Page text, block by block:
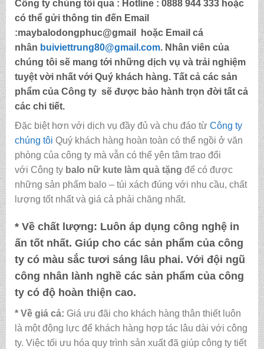
Công ty chúng tôi qua : Hotline : 0888 944 333hoặc
có thể gửi thông tin đến Email
:maybalodongphuc@gmail
hoặc Email cá
nhân buiviettrung80@gmail.com. Nhân viên của
chúng tôi sẽ mang tới những dịch vụ và trải nghiệm
tuyệt vời nhất với Quý khách hàng. Tất cả các sản
phẩm của Công ty sẽ được bảo hành trọn đời tất cả
các chi tiết.
Đặc biệt hơn với dịch vụ đầy đủ và chu đáo từ Công ty
chúng tôi Quý khách hàng hoàn toàn có thể ngồi ở văn
phòng của công ty mà vẫn có thể yên tâm trao đổi
với Công ty balo nữ kute làm quà tặng để có được
những sản phẩm balo – túi xách đúng với nhu cầu, chất
lượng tốt nhất và giá cả phải chăng nhất.
* Về chất lượng: Luôn áp dụng công nghệ in
ấn tốt nhất. Giúp cho các sản phẩm của công
ty có màu sắc tươi sáng lâu phai. Với đội ngũ
công nhân lành nghề các sản phẩm của công
ty có độ hoàn thiện cao.
* Về giá cả: Giá ưu đãi cho khách hàng thân thiết luôn
là một động lực để khách hàng hợp tác lâu dài với công
ty. Việc tối ưu hóa quy trình sản xuất đã giúp công ty tiết